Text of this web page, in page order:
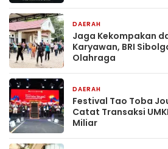
DAERAH
Jaga Kekompakan
Karyawan, BRI
Olahraga
DAERAH
Festival Tao Toba
Catat Transaksi
Miliar